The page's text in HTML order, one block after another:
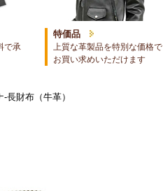
で承
特価品
上質な革製品を特別な価格で
お買い求めいただけます
財布（牛革）